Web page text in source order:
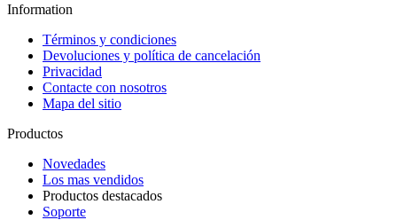
Information
Términos y condiciones
Devoluciones y política de cancelación
Privacidad
Contacte con nosotros
Mapa del sitio
Productos
Novedades
Los mas vendidos
Productos destacados
Soporte